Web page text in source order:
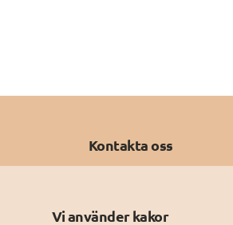
Vi använder kakor
Kontakta oss
Tel: 0771-11 44 00